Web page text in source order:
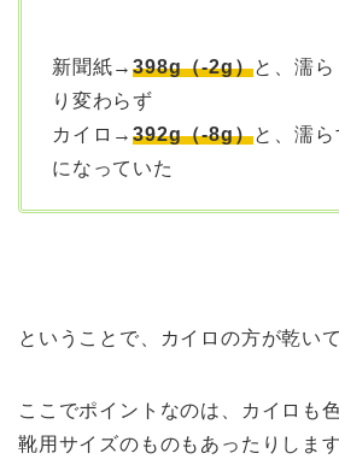
新聞紙→398g（-2g）と、濡ら
り変わらず
カイロ→392g（-8g）と、濡
になっていた
ということで、カイロの方が乾い
ここでポイントなのは、カイロも
靴用サイズのものもあったりしま